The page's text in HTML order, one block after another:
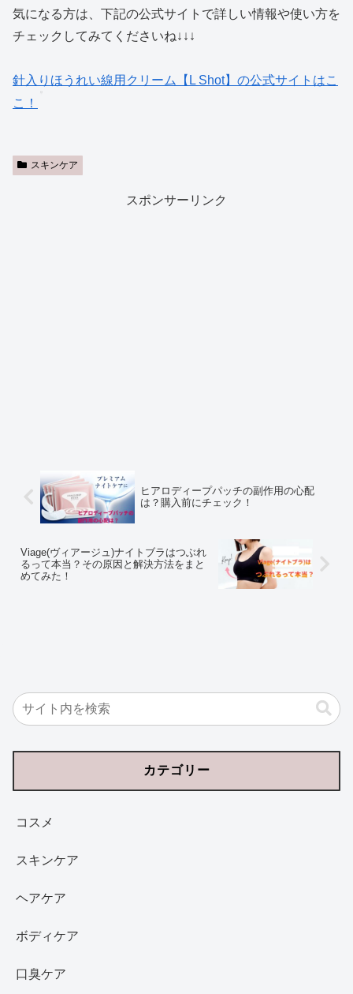
気になる方は、下記の公式サイトで詳しい情報や使い方を
チェックしてみてくださいね↓↓↓
針入りほうれい線用クリーム【L Shot】の公式サイトはこ
こ！
スキンケア
スポンサーリンク
ヒアロディープパッチの副作用の心配
は？購入前にチェック！
Viage(ヴィアージュ)ナイトブラはつぶれ
るって本当？その原因と解決方法をまと
めてみた！
カテゴリー
コスメ
スキンケア
ヘアケア
ボディケア
口臭ケア